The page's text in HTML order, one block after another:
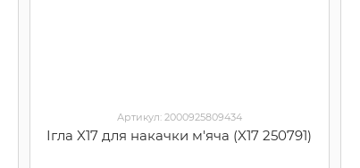
Артикул: 2000925809434
Ігла X17 для накачки м'яча (X17 250791)